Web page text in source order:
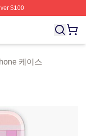
$100
Merchandise
케이스